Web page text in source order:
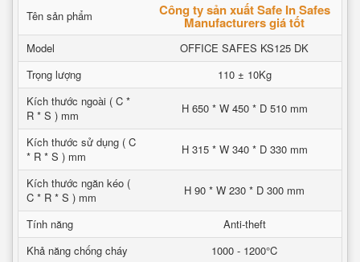
Tên sản phẩm Công ty sản xuất Safe In Safes
Manufacturers giá tốt
Model
OFFICE SAFES KS125 DK
Trọng lượng
110 ± 10Kg
Kích thước ngoài ( C *
R * S ) mm
H 650 * W 450 * D 510 mm
Kích thước sử dụng ( C
* R * S ) mm
H 315 * W 340 * D 330 mm
Kích thước ngăn kéo (
C * R * S ) mm
H 90 * W 230 * D 300 mm
Tính năng
Anti-theft
Khả năng chống cháy
1000 - 1200°C